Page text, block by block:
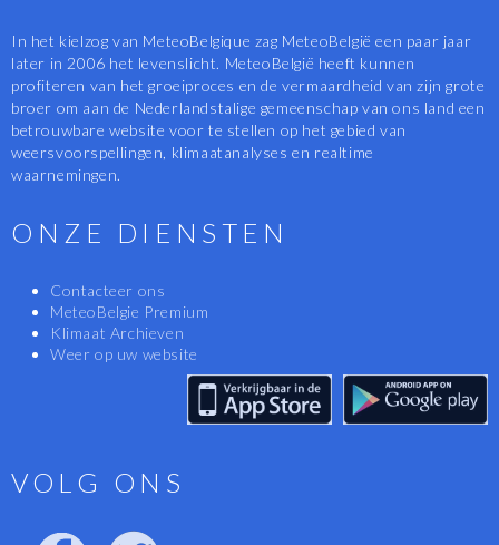
In het kielzog van MeteoBelgique zag MeteoBelgië een paar jaar
later in 2006 het levenslicht. MeteoBelgië heeft kunnen
profiteren van het groeiproces en de vermaardheid van zijn grote
broer om aan de Nederlandstalige gemeenschap van ons land een
betrouwbare website voor te stellen op het gebied van
weersvoorspellingen, klimaatanalyses en realtime
waarnemingen.
ONZE DIENSTEN
Contacteer ons
MeteoBelgie Premium
Klimaat Archieven
Weer op uw website
VOLG ONS